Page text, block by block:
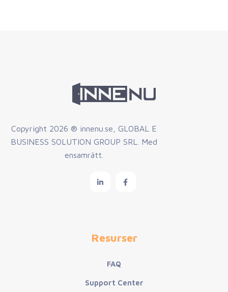
Copyright 2026 ® innenu.se, GLOBAL E
BUSINESS SOLUTION GROUP SRL. Med
ensamrätt.
Resurser
FAQ
Support Center